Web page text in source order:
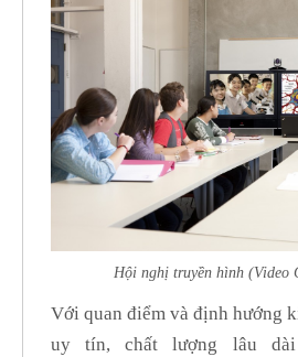
Hội nghị truyền hình (Video
Với quan điểm và định hướng
uy tín, chất lượng lâu